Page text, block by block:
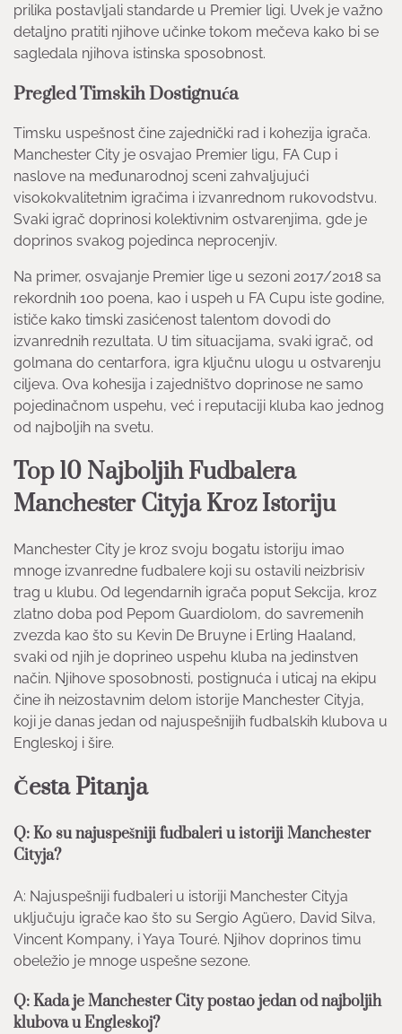
prilika postavljali standarde u Premier ligi. Uvek je važno
detaljno pratiti njihove učinke tokom mečeva kako bi se
sagledala njihova istinska sposobnost.
Pregled Timskih Dostignuća
Timsku uspešnost čine zajednički rad i kohezija igrača.
Manchester City je osvajao Premier ligu, FA Cup i
naslove na međunarodnoj sceni zahvaljujući
visokokvalitetnim igračima i izvanrednom rukovodstvu.
Svaki igrač doprinosi kolektivnim ostvarenjima, gde je
doprinos svakog pojedinca neprocenjiv.
Na primer, osvajanje Premier lige u sezoni 2017/2018 sa
rekordnih 100 poena, kao i uspeh u FA Cupu iste godine,
ističe kako timski zasićenost talentom dovodi do
izvanrednih rezultata. U tim situacijama, svaki igrač, od
golmana do centarfora, igra ključnu ulogu u ostvarenju
ciljeva. Ova kohesija i zajedništvo doprinose ne samo
pojedinačnom uspehu, već i reputaciji kluba kao jednog
od najboljih na svetu.
Top 10 Najboljih Fudbalera
Manchester Cityja Kroz Istoriju
Manchester City je kroz svoju bogatu istoriju imao
mnoge izvanredne fudbalere koji su ostavili neizbrisiv
trag u klubu. Od legendarnih igrača poput Sekcija, kroz
zlatno doba pod Pepom Guardiolom, do savremenih
zvezda kao što su Kevin De Bruyne i Erling Haaland,
svaki od njih je doprineo uspehu kluba na jedinstven
način. Njihove sposobnosti, postignuća i uticaj na ekipu
čine ih neizostavnim delom istorije Manchester Cityja,
koji je danas jedan od najuspešnijih fudbalskih klubova u
Engleskoj i šire.
Česta Pitanja
Q: Ko su najuspešniji fudbaleri u istoriji Manchester
Cityja?
A: Najuspešniji fudbaleri u istoriji Manchester Cityja
uključuju igrače kao što su Sergio Agüero, David Silva,
Vincent Kompany, i Yaya Touré. Njihov doprinos timu
obeležio je mnoge uspešne sezone.
Q: Kada je Manchester City postao jedan od najboljih
klubova u Engleskoj?